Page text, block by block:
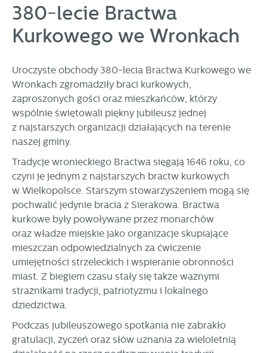
380-lecie Bractwa
Kurkowego we Wronkach
Uroczyste obchody 380-lecia Bractwa Kurkowego we
Wronkach zgromadziły braci kurkowych,
zaproszonych gości oraz mieszkańców, którzy
wspólnie świętowali piękny jubileusz jednej
z najstarszych organizacji działających na terenie
naszej gminy.
Tradycje wronieckiego Bractwa sięgają 1646 roku, co
czyni je jednym z najstarszych bractw kurkowych
w Wielkopolsce. Starszym stowarzyszeniem mogą się
pochwalić jedynie bracia z Sierakowa. Bractwa
kurkowe były powoływane przez monarchów
oraz władze miejskie jako organizacje skupiające
mieszczan odpowiedzialnych za ćwiczenie
umiejętności strzeleckich i wspieranie obronności
miast. Z biegiem czasu stały się także ważnymi
strażnikami tradycji, patriotyzmu i lokalnego
dziedzictwa.
Podczas jubileuszowego spotkania nie zabrakło
gratulacji, życzeń oraz słów uznania za wieloletnią
Tego typu pliki cookies umożliwiają stronie internetowej
zapamiętanie wprowadzonych przez Ciebie ustawień oraz
personalizację określonych funkcjonalności czy
prezentowanych treści.
komfort korzystania z funkcjonalności naszej strony poprzez
dopasowanie jej do Twoich indywidualnych preferencji.
Wyrażenie zgody na funkcjonalne i personalizacyjne pliki
cookies gwarantuje dostępność większej ilości funkcji na
stronie.
Więcej
Analityczne
Analityczne pliki cookies pomagają nam rozwijać się i
dostosowywać do Twoich potrzeb.
Cookies analityczne pozwalają na uzyskanie informacji w
zakresie wykorzystywania witryny internetowej, miejsca oraz
częstotliwości, z jaką odwiedzane są nasze serwisy www.
Dane pozwalają nam na ocenę naszych serwisów
internetowych pod względem ich popularności wśród
użytkowników. Zgromadzone informacje są przetwarzane w
formie zanonimizowanej. Wyrażenie zgody na analityczne
pliki cookies gwarantuje dostępność wszystkich
funkcjonalności.
Reklamowe
Dzięki reklamowym plikom cookies prezentujemy Ci
najciekawsze informacje i aktualności na stronach naszych
partnerów.
Promocyjne pliki cookies służą do prezentowania Ci naszych
komunikatów na podstawie analizy Twoich upodobań oraz
Twoich zwyczajów dotyczących przeglądanej witryny
internetowej. Treści promocyjne mogą pojawić się na
stronach podmiotów trzecich lub firm będących naszymi
partnerami oraz innych dostawców usług. Firmy te działają
w charakterze pośredników prezentujących nasze treści w
postaci wiadomości, ofert, komunikatów mediów
społecznościowych.